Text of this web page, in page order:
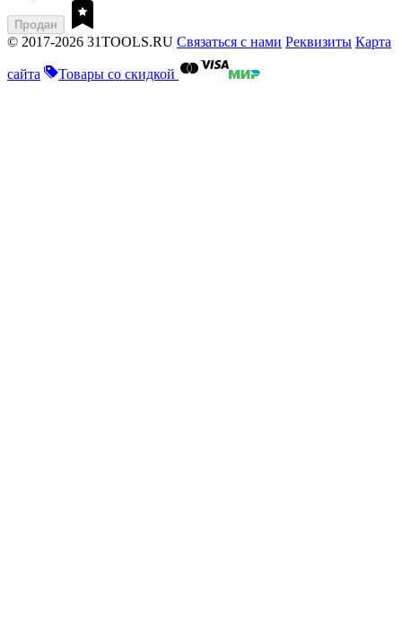
Продан
© 2017-2026 31TOOLS.RU Связаться с нами Реквизиты Карта
сайта Товары со скидкой